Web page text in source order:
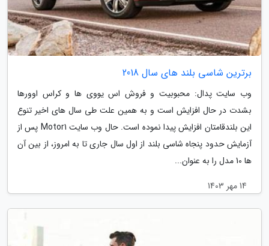
برترین شاسی بلند های سال 2018
وب سایت پدال: محبوبیت و فروش اس یووی ها و کراس اوورها
بشدت در حال افزایش است و به همین علت طی سال های اخیر تنوع
این بلندقامتان افزایش پیدا نموده است. حال وب سایت Motor1 پس از
آزمایش حدود پنجاه شاسی بلند از اول سال جاری تا به امروز، از بین آن
ها 10 مدل را به عنوان...
14 مهر 1403